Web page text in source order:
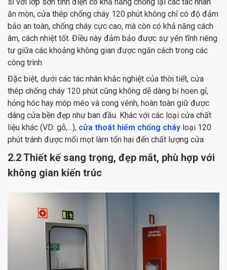
ăn mòn, cửa thép chống cháy 120 phút không chỉ có độ đảm
bảo an toàn, chống cháy cực cao, mà còn có khả năng cách
âm, cách nhiệt tốt. Điều này đảm bảo được sự yên tĩnh riêng
tư giữa các khoảng không gian được ngăn cách trong các
công trình
Đặc biệt, dưới các tác nhân khắc nghiệt của thời tiết, cửa
thép chống cháy 120 phút cũng không dễ dàng bị hoen gỉ,
hỏng hóc hay móp méo và cong vênh, hoàn toàn giữ được
dáng cửa bền đẹp như ban đầu. Khác với các loại cửa chất
liệu khác (VD: gỗ,…), cửa thoát hiểm chống cháy loại 120
phút tránh được mối mọt làm tổn hai đến chất lượng cửa
2.2 Thiết kế sang trọng, đẹp mắt, phù hợp với
không gian kiến trúc